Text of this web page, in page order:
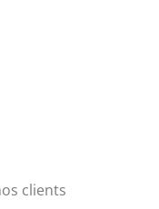
clients